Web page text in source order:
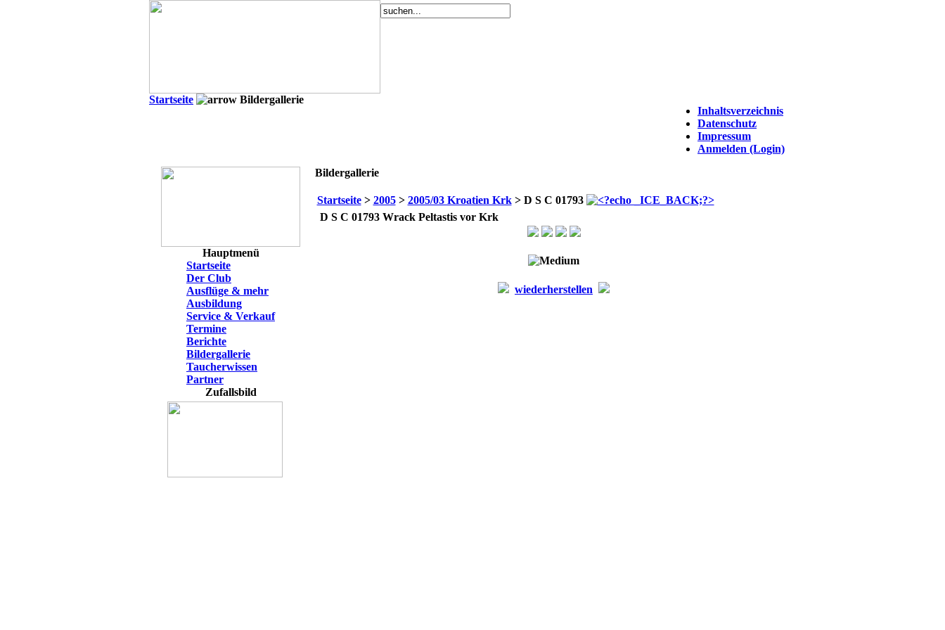
Startseite
Bildergallerie
Inhaltsverzeichnis
Datenschutz
Impressum
Anmelden (Login)
Hauptmenü
Startseite
Der Club
Ausflüge & mehr
Ausbildung
Service & Verkauf
Termine
Berichte
Bildergallerie
Taucherwissen
Partner
Zufallsbild
Bildergallerie
Startseite> 2005> 2005/03 Kroatien Krk> D S C 01793
D S C 01793 Wrack Peltastis vor Krk
wiederherstellen